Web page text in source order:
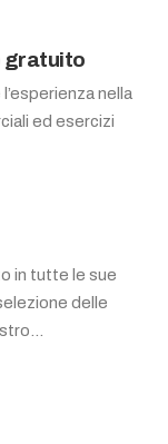
gratuito
nella
ed esercizi
in tutte le sue
delle